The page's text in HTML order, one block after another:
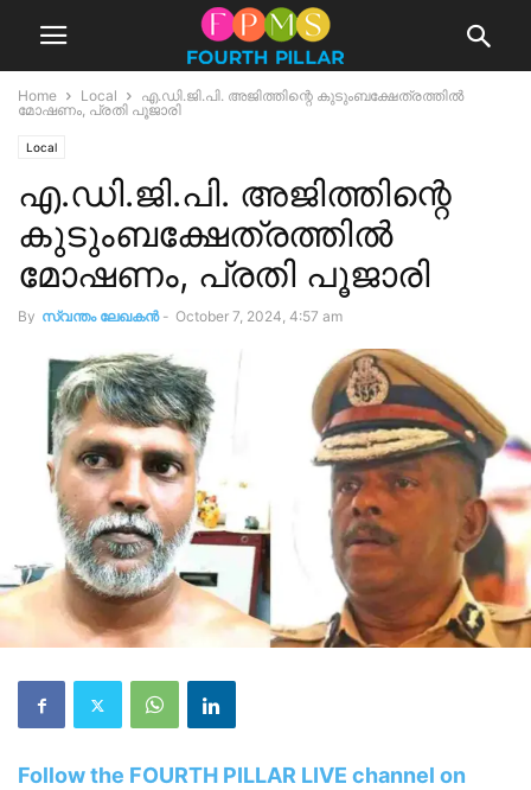
Home Local
എ.ഡി.ജി.പി. അജിത്തിന്റെ കുടുംബക്ഷേത്രത്തിൽ
മോഷണം, പ്രതി പൂജാരി
Local
എ.ഡി.ജി.പി. അജിത്തിന്റെ
കുടുംബക്ഷേത്രത്തിൽ
മോഷണം, പ്രതി പൂജാരി
By സ്വന്തം ലേഖകന്‍ - October 7, 2024, 4:57 am
Follow the FOURTH PILLAR LIVE channel on